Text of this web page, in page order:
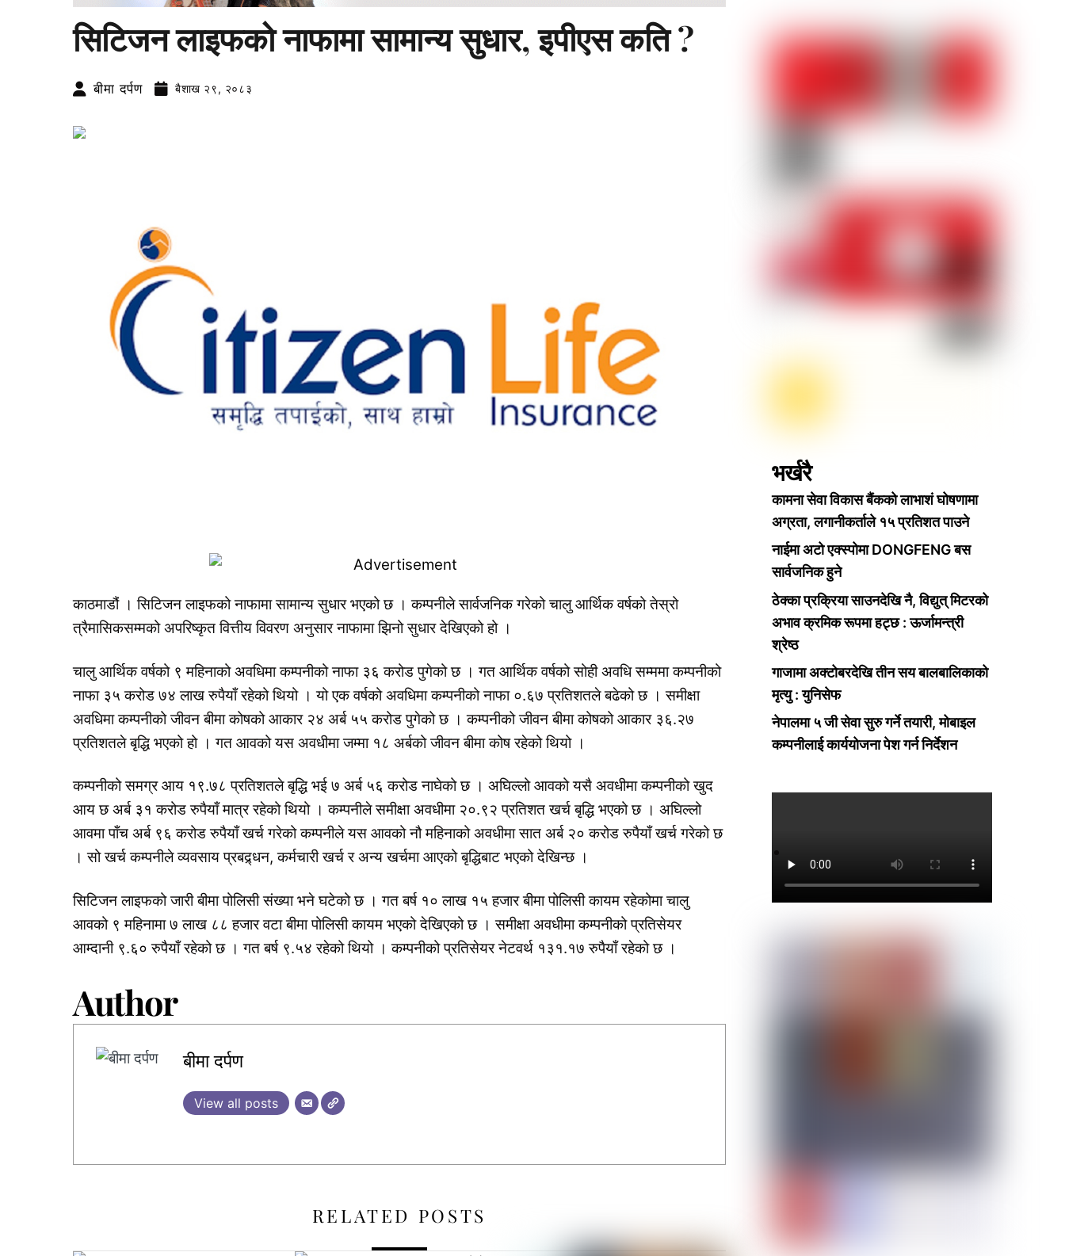
सिटिजन लाइफको नाफामा सामान्य सुधार, इपीएस कति ?
बीमा दर्पण बैशाख २९, २०८३
काठमाडौं । सिटिजन लाइफको नाफामा सामान्य सुधार भएको छ । कम्पनीले सार्वजनिक गरेको चालु आर्थिक वर्षको तेस्रो
त्रैमासिकसम्मको अपरिष्कृत वित्तीय विवरण अनुसार नाफामा झिनो सुधार देखिएको हो ।
चालु आर्थिक वर्षको ९ महिनाको अवधिमा कम्पनीको नाफा ३६ करोड पुगेको छ । गत आर्थिक वर्षको सोही अवधि सम्ममा कम्पनीको
नाफा ३५ करोड ७४ लाख रुपैयाँ रहेको थियो । यो एक वर्षको अवधिमा कम्पनीको नाफा ०.६७ प्रतिशतले बढेको छ । समीक्षा
अवधिमा कम्पनीको जीवन बीमा कोषको आकार २४ अर्ब ५५ करोड पुगेको छ । कम्पनीको जीवन बीमा कोषको आकार ३६.२७
प्रतिशतले बृद्धि भएको हो । गत आवको यस अवधीमा जम्मा १८ अर्बको जीवन बीमा कोष रहेको थियो ।
कम्पनीको समग्र आय १९.७८ प्रतिशतले बृद्धि भई ७ अर्ब ५६ करोड नाघेको छ । अघिल्लो आवको यसै अवधीमा कम्पनीको खुद
आय छ अर्ब ३१ करोड रुपैयाँ मात्र रहेको थियो । कम्पनीले समीक्षा अवधीमा २०.९२ प्रतिशत खर्च बृद्धि भएको छ । अघिल्लो
आवमा पाँच अर्ब ९६ करोड रुपैयाँ खर्च गरेको कम्पनीले यस आवको नौ महिनाको अवधीमा सात अर्ब २० करोड रुपैयाँ खर्च गरेको छ
। सो खर्च कम्पनीले व्यवसाय प्रबद्र्धन, कर्मचारी खर्च र अन्य खर्चमा आएको बृद्धिबाट भएको देखिन्छ ।
सिटिजन लाइफको जारी बीमा पोलिसी संख्या भने घटेको छ । गत बर्ष १० लाख १५ हजार बीमा पोलिसी कायम रहेकोमा चालु
आवको ९ महिनामा ७ लाख ८८ हजार वटा बीमा पोलिसी कायम भएको देखिएको छ । समीक्षा अवधीमा कम्पनीको प्रतिसेयर
आम्दानी ९.६० रुपैयाँ रहेको छ । गत बर्ष ९.५४ रहेको थियो । कम्पनीको प्रतिसेयर नेटवर्थ १३१.१७ रुपैयाँ रहेको छ ।
Author
बीमा दर्पण
View all posts
RELATED POSTS
भर्खरै
कामना सेवा विकास बैंकको लाभाशं घोषणामा
अग्रता, लगानीकर्ताले १५ प्रतिशत पाउने
नाईमा अटो एक्स्पोमा DONGFENG बस
सार्वजनिक हुने
ठेक्का प्रक्रिया साउनदेखि नै, विद्युत् मिटरको
अभाव क्रमिक रूपमा हट्छ : ऊर्जामन्त्री
श्रेष्ठ
गाजामा अक्टोबरदेखि तीन सय बालबालिकाको
मृत्यु : युनिसेफ
नेपालमा ५ जी सेवा सुरु गर्ने तयारी, मोबाइल
कम्पनीलाई कार्ययोजना पेश गर्न निर्देशन